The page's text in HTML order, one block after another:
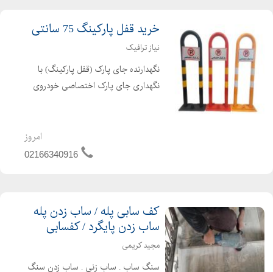
خرید قفل پارکینگ 75 سانتی
نیاز ترافیک
نگهدارنده جای پارک (قفل پارکینگ) با
نگهداری جای پارک اختصاصی خودروی
استرس و تنش روزانه شما جلوگیری می
کند. برای حراست از جای...
امروز
02166340916
کف سابی پله / ساب زدن پله
ساب زدن پایگرد / کفسابی
مجید کریمی
سنگ ساب . ساب زنی . ساب زدن سنگ